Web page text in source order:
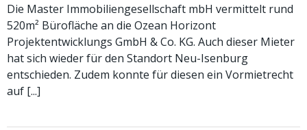
Die Master Immobiliengesellschaft mbH vermittelt rund
520m² Bürofläche an die Ozean Horizont
Projektentwicklungs GmbH & Co. KG. Auch dieser Mieter
hat sich wieder für den Standort Neu-Isenburg
entschieden. Zudem konnte für diesen ein Vormietrecht
auf [...]